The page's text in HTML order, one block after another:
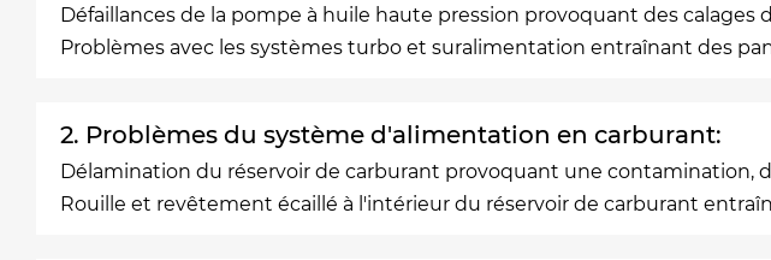
Défaillances de la pompe à huile haute pression provoquant des calages
Problèmes avec les systèmes turbo et suralimentation entraînant des
2. Problèmes du système d'alimentation en carburant:
Délamination du réservoir de carburant provoquant une contamination,
Rouille et revêtement écaillé à l'intérieur du réservoir de carburant